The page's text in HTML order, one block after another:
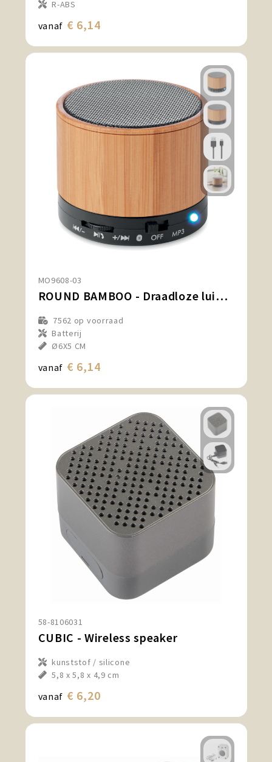
R-ABS
vanaf € 6,14
MO9608-03
ROUND BAMBOO - Draadloze luidspreker
7562 op voorraad
Batterij
Ø6X5 CM
vanaf € 6,14
58-8106031
CUBIC - Wireless speaker
kunststof / silicone
5,8 x 5,8 x 4,9 cm
vanaf € 6,20